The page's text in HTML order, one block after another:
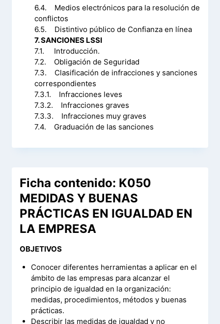
6.4. Medios electrónicos para la resolución de
conflictos
6.5. Distintivo público de Confianza en línea
7. SANCIONES LSSI
7.1. Introducción.
7.2. Obligación de Seguridad
7.3. Clasificación de infracciones y sanciones
correspondientes
7.3.1. Infracciones leves
7.3.2. Infracciones graves
7.3.3. Infracciones muy graves
7.4. Graduación de las sanciones
Ficha contenido: K050
MEDIDAS Y BUENAS
PRÁCTICAS EN IGUALDAD EN
LA EMPRESA
OBJETIVOS
Conocer diferentes herramientas a aplicar en el
ámbito de las empresas para alcanzar el
principio de igualdad en la organización:
medidas, procedimientos, métodos y buenas
prácticas.
Describir las medidas de igualdad y no